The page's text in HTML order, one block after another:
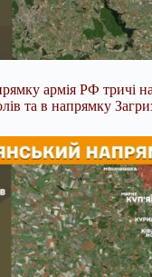
армія РФ тричі
та в напрямку